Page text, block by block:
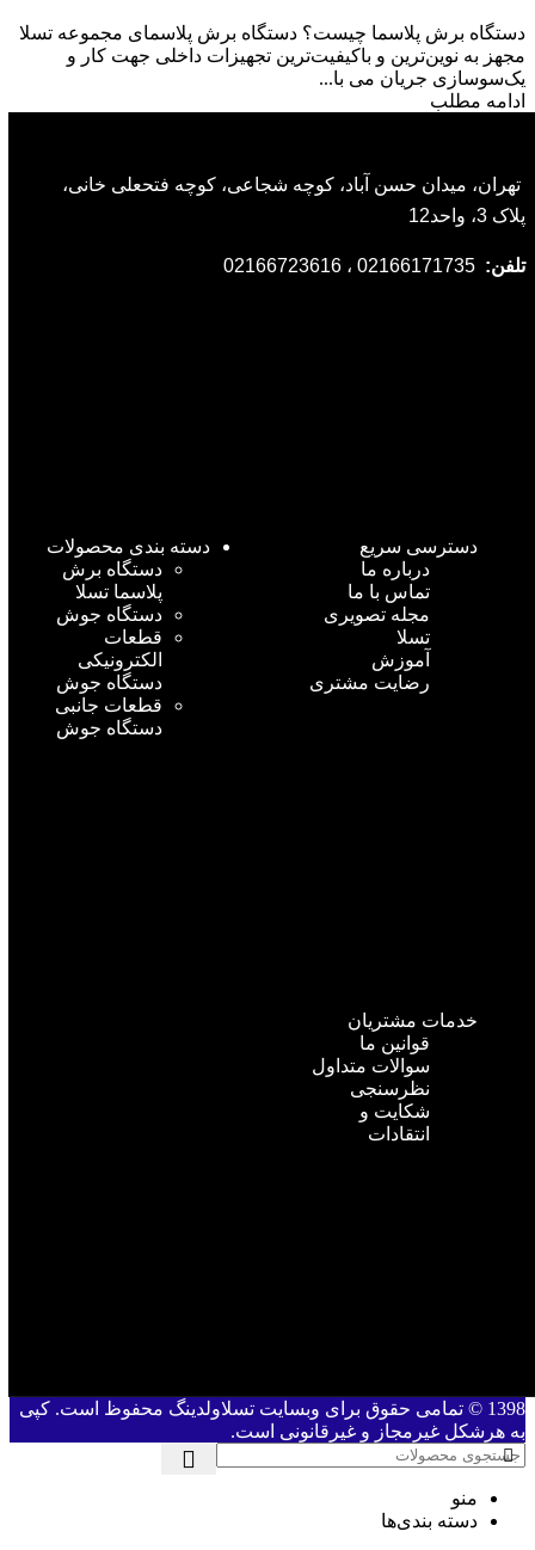
دستگاه برش پلاسما چیست؟ دستگاه‌ برش پلاسمای مجموعه تسلا
مجهز به نوین‌ترین و باکیفیت‌ترین تجهیزات داخلی جهت کار و
یک‌سوسازی جریان می با...
ادامه مطلب
تهران، میدان حسن آباد، کوچه شجاعی، کوچه فتحعلی خانی،
پلاک 3، واحد12
تلفن:
دسترسی سریع
درباره ما
تماس با ما
مجله تصویری
تسلا
آموزش
رضایت مشتری
دسته بندی محصولات
دستگاه برش
پلاسما تسلا
دستگاه جوش
قطعات
الکترونیکی
دستگاه جوش
قطعات جانبی
دستگاه جوش
خدمات مشتریان
قوانین ما
سوالات متداول
نظرسنجی
شکایت و
انتقادات
1398 © تمامی حقوق برای وبسایت تسلاولدینگ محفوظ است. کپی
به هرشکل غیرمجاز و غیرقانونی است.
منو
دسته بندی‌ها